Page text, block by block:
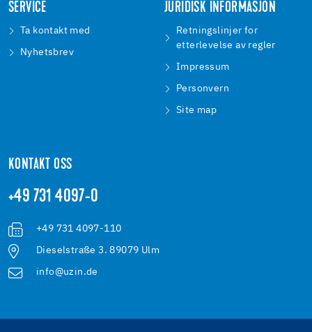
SERVICE
Ta kontakt med
Nyhetsbrev
JURIDISK INFORMASJON
Retningslinjer for
etterlevelse av regler
Impressum
Personvern
Site map
KONTAKT OSS
+49 731 4097-0
+49 731 4097-110
Dieselstraße 3. 89079 Ulm
info@uzin.de